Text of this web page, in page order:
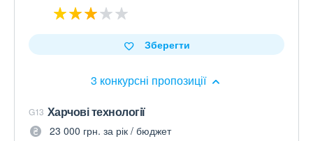
3 конкурсні пропозиції
Зберегти
G13 Харчові технології
23 000 грн. за рік / бюджет